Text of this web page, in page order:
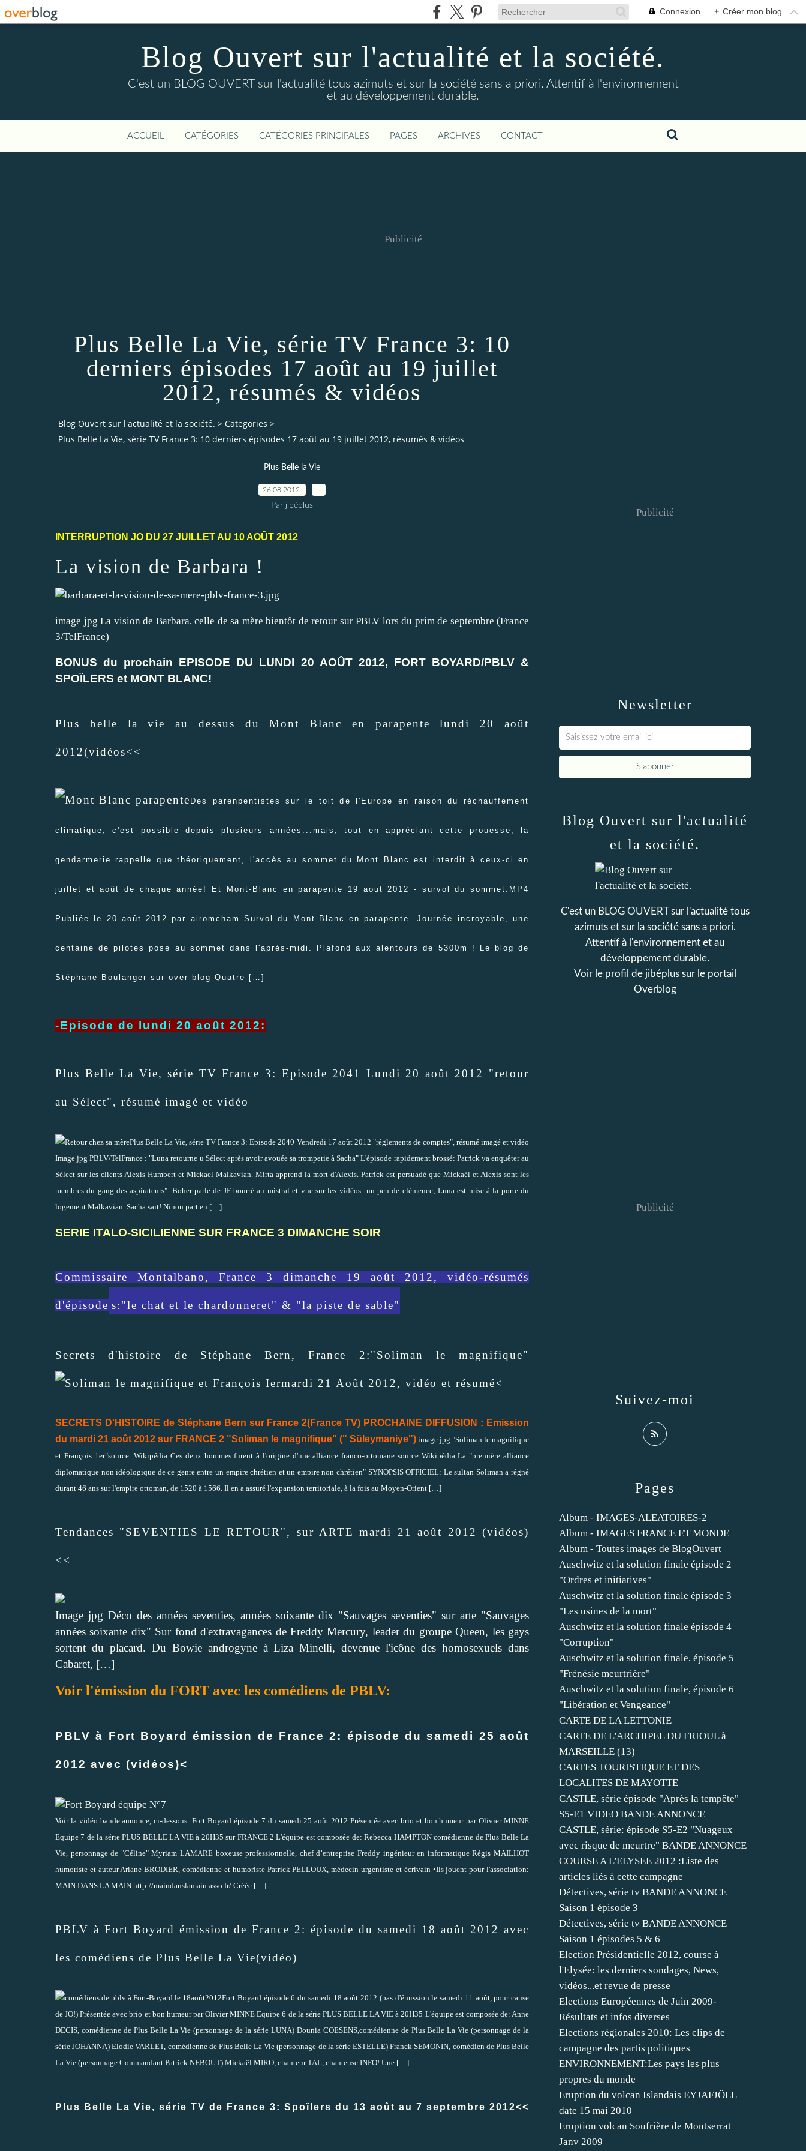
Connexion + Créer mon blog
Blog Ouvert sur l'actualité et la société.
C'est un BLOG OUVERT sur l'actualité tous azimuts et sur la société sans a priori. Attentif à l'environnement
et au développement durable.
ACCUEIL CATÉGORIES CATÉGORIES PRINCIPALES PAGES ARCHIVES CONTACT
Publicité
Plus Belle La Vie, série TV France 3: 10
derniers épisodes 17 août au 19 juillet
2012, résumés & vidéos
Blog Ouvert sur l'actualité et la société. > Categories >
Plus Belle La Vie, série TV France 3: 10 derniers épisodes 17 août au 19 juillet 2012, résumés & vidéos
Plus Belle la Vie
26.08.2012
Par jibéplus
INTERRUPTION JO DU 27 JUILLET AU 10 AOÛT 2012
La vision de Barbara !
image jpg La vision de Barbara, celle de sa mère bientôt de retour sur PBLV lors du prim de septembre (France
3/TelFrance)
BONUS du prochain EPISODE DU LUNDI 20 AOÛT 2012, FORT BOYARD/PBLV &
SPOÏLERS et MONT BLANC!
Plus belle la vie au dessus du Mont Blanc en parapente lundi 20 août
2012(vidéos<<
Des parenpentistes sur le toit de l'Europe en raison du réchauffement
climatique, c'est possible depuis plusieurs années...mais, tout en appréciant cette prouesse, la
gendarmerie rappelle que théoriquement, l'accès au sommet du Mont Blanc est interdit à ceux-ci en
juillet et août de chaque année! Et Mont-Blanc en parapente 19 aout 2012 - survol du sommet.MP4
Publiée le 20 août 2012 par airomcham Survol du Mont-Blanc en parapente. Journée incroyable, une
centaine de pilotes pose au sommet dans l'après-midi. Plafond aux alentours de 5300m ! Le blog de
Stéphane Boulanger sur over-blog Quatre […]
-Episode de lundi 20 août 2012:
Plus Belle La Vie, série TV France 3: Episode 2041 Lundi 20 août 2012 "retour
au Sélect", résumé imagé et vidéo
Plus Belle La Vie, série TV France 3: Episode 2040 Vendredi 17 août 2012 "réglements de comptes", résumé imagé et vidéo
Image jpg PBLV/TelFrance : "Luna retourne u Sélect après avoir avouée sa tromperie à Sacha" L'épisode rapidement brossé: Patrick va enquêter au
Sélect sur les clients Alexis Humbert et Mickael Malkavian. Mirta apprend la mort d'Alexis. Patrick est persuadé que Mickaël et Alexis sont les
membres du gang des aspirateurs". Boher parle de JF bourré au mistral et vue sur les vidéos...un peu de clémence; Luna est mise à la porte du
logement Malkavian. Sacha sait! Ninon part en […]
SERIE ITALO-SICILIENNE SUR FRANCE 3 DIMANCHE SOIR
Commissaire Montalbano, France 3 dimanche 19 août 2012, vidéo-résumés
d'épisode s:"le chat et le chardonneret" & "la piste de sable"
Secrets d'histoire de Stéphane Bern, France 2:"Soliman le magnifique"
mardi 21 Août 2012, vidéo et résumé<
SECRETS D'HISTOIRE de Stéphane Bern sur France 2(France TV) PROCHAINE DIFFUSION : Emission
du mardi 21 août 2012 sur FRANCE 2 "Soliman le magnifique" (" Süleymaniye") image jpg "Soliman le magnifique
et François 1er"source: Wikipédia Ces deux hommes furent à l'origine d'une alliance franco-ottomane source Wikipédia La "première alliance
diplomatique non idéologique de ce genre entre un empire chrétien et un empire non chrétien" SYNOPSIS OFFICIEL: Le sultan Soliman a régné
durant 46 ans sur l'empire ottoman, de 1520 à 1566. Il en a assuré l'expansion territoriale, à la fois au Moyen-Orient […]
Tendances "SEVENTIES LE RETOUR", sur ARTE mardi 21 août 2012 (vidéos)
<<
Image jpg Déco des années seventies, années soixante dix "Sauvages seventies" sur arte "Sauvages
années soixante dix" Sur fond d'extravagances de Freddy Mercury, leader du groupe Queen, les gays
sortent du placard. Du Bowie androgyne à Liza Minelli, devenue l'icône des homosexuels dans
Cabaret, […]
Voir l'émission du FORT avec les comédiens de PBLV:
PBLV à Fort Boyard émission de France 2: épisode du samedi 25 août
2012 avec (vidéos)<
Voir la vidéo bande annonce, ci-dessous: Fort Boyard épisode 7 du samedi 25 août 2012 Présentée avec brio et bon humeur par Olivier MINNE
Equipe 7 de la série PLUS BELLE LA VIE à 20H35 sur FRANCE 2 L'équipe est composée de: Rebecca HAMPTON comédienne de Plus Belle La
Vie, personnage de "Céline" Myriam LAMARE boxeuse professionnelle, chef d’entreprise Freddy ingénieur en informatique Régis MAILHOT
humoriste et auteur Ariane BRODIER, comédienne et humoriste Patrick PELLOUX, médecin urgentiste et écrivain •Ils jouent pour l'association:
MAIN DANS LA MAIN http://maindanslamain.asso.fr/ Créée […]
PBLV à Fort Boyard émission de France 2: épisode du samedi 18 août 2012 avec
les comédiens de Plus Belle La Vie(vidéo)
Fort Boyard épisode 6 du samedi 18 août 2012 (pas d'émission le samedi 11 août, pour cause
de JO!) Présentée avec brio et bon humeur par Olivier MINNE Equipe 6 de la série PLUS BELLE LA VIE à 20H35 L'équipe est composée de: Anne
DECIS, comédienne de Plus Belle La Vie (personnage de la série LUNA) Dounia COESENS,comédienne de Plus Belle La Vie (personnage de la
série JOHANNA) Elodie VARLET, comédienne de Plus Belle La Vie (personnage de la série ESTELLE) Franck SEMONIN, comédien de Plus Belle
La Vie (personnage Commandant Patrick NEBOUT) Mickaël MIRO, chanteur TAL, chanteuse INFO! Une […]
Plus Belle La Vie, série TV de France 3: Spoïlers du 13 août au 7 septembre 2012<<
Newsletter
Publicité
Pages
Album - IMAGES-ALEATOIRES-2
Album - IMAGES FRANCE ET MONDE
Album - Toutes images de BlogOuvert
Auschwitz et la solution finale épisode 2
"Ordres et initiatives"
Auschwitz et la solution finale épisode 3
"Les usines de la mort"
Auschwitz et la solution finale épisode 4
"Corruption"
Auschwitz et la solution finale, épisode 5
"Frénésie meurtrière"
Auschwitz et la solution finale, épisode 6
"Libération et Vengeance"
CARTE DE LA LETTONIE
CARTE DE L'ARCHIPEL DU FRIOUL à
MARSEILLE (13)
CARTES TOURISTIQUE ET DES
LOCALITES DE MAYOTTE
CASTLE, série épisode "Après la tempête"
S5-E1 VIDEO BANDE ANNONCE
CASTLE, série: épisode S5-E2 "Nuageux
avec risque de meurtre" BANDE ANNONCE
COURSE A L'ELYSEE 2012 :Liste des
articles liés à cette campagne
Détectives, série tv BANDE ANNONCE
Saison 1 épisode 3
Détectives, série tv BANDE ANNONCE
Saison 1 épisodes 5 & 6
Election Présidentielle 2012, course à
l'Elysée: les derniers sondages, News,
vidéos...et revue de presse
Elections Européennes de Juin 2009-
Résultats et infos diverses
Elections régionales 2010: Les clips de
campagne des partis politiques
ENVIRONNEMENT:Les pays les plus
propres du monde
Eruption du volcan Islandais EYJAFJÖLL
date 15 mai 2010
Eruption volcan Soufrière de Montserrat
Janv 2009
Blog Ouvert sur l'actualité
et la société.
C'est un BLOG OUVERT sur l'actualité tous
azimuts et sur la société sans a priori.
Attentif à l'environnement et au
développement durable.
Voir le profil de jibéplussur le portail
Overblog
Suivez-moi
Publicité